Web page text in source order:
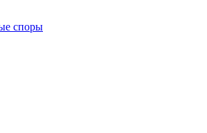
споры